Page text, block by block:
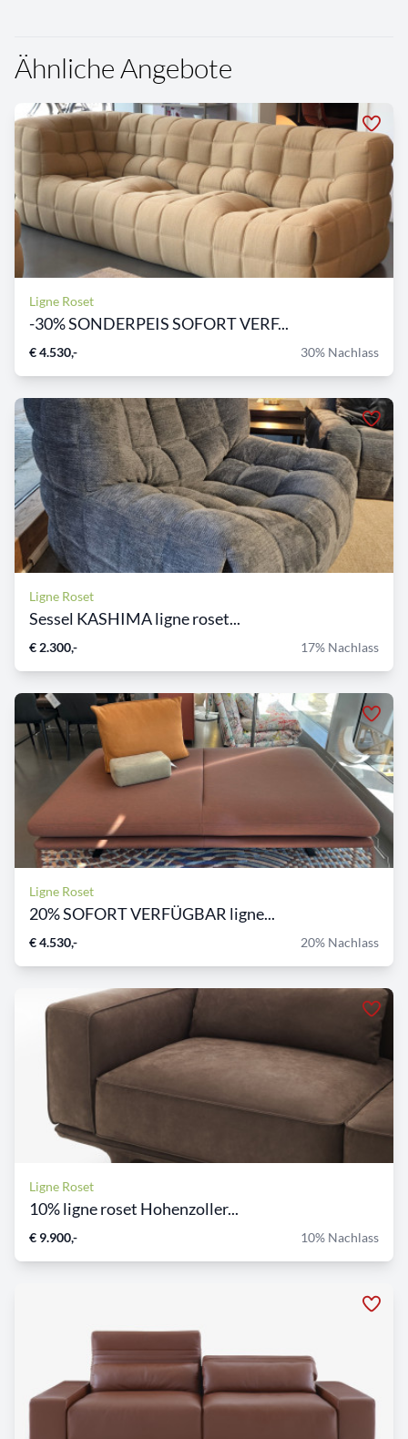
Ähnliche Angebote
Ligne Roset
-30% SONDERPEIS SOFORT VERF...
€ 4.530,- 30% Nachlass
Ligne Roset
Sessel KASHIMA ligne roset...
€ 2.300,- 17% Nachlass
Ligne Roset
20% SOFORT VERFÜGBAR ligne...
€ 4.530,- 20% Nachlass
Ligne Roset
10% ligne roset Hohenzoller...
€ 9.900,- 10% Nachlass